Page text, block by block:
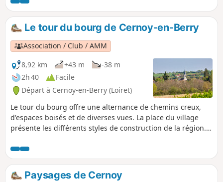
Le tour du bourg de Cernoy-en-Berry
Association / Club / AMM
8,92 km
+43 m
-38 m
2h 40
Facile
Départ à Cernoy-en-Berry (Loiret)
Le tour du bourg offre une alternance de chemins creux,
d'espaces boisés et de diverses vues. La place du village
présente les différents styles de construction de la région. A
trouve une longère typique de la région avec son puits qui
servait au four à chaux, voisin d'une carrière de marne,
dont les matériaux avaient servi à la construction de l'église.
Paysages de Cernoy